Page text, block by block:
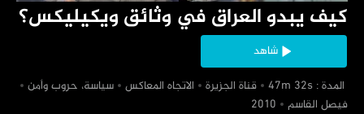
‏كيف يبدو العراق في وثائق ويكيليكس؟
شاهد
‏ المدة : 47m 32s
‏قناة الجزيرة ‏الاتجاه المعاكس
‏سياسة، حروب وأمن
‏فيصل القاسم